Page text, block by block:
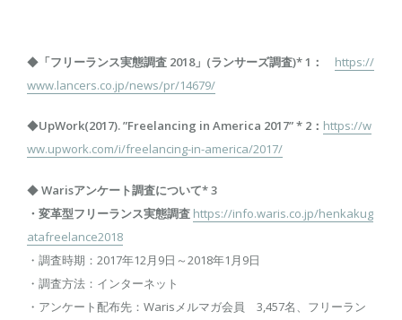
◆ 「フリーランス実態調査 2018」(ランサーズ調査)* 1：
https://
www.lancers.co.jp/news/pr/14679/
◆UpWork(2017). ”Freelancing in America 2017”* 2 ： https://w
ww.upwork.com/i/freelancing-in-america/2017/
◆Warisアンケート調査について* 3
・変革型フリーランス実態調査 https://info.waris.co.jp/henkakug
atafreelance2018
・調査時期：2017年12月9日～2018年1月9日
・調査方法：インターネット
・アンケート配布先：Warisメルマガ会員 3,457名、フリーラン